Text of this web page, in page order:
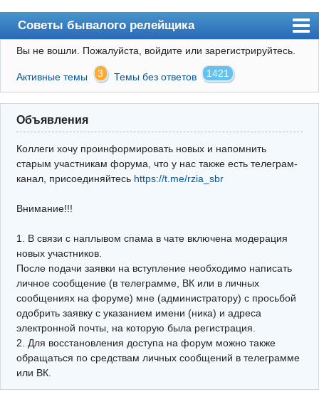
Советы бывалого релейщика
Форум
Правила
Поиск
Регистрация
Архив
Почта
Поиск релейщика
Видео РЗиА
Фотохостинг
Телеграм
Вы не вошли. Пожалуйста, войдите или зарегистрируйтесь.
Активные темы 3 Темы без ответов 1421
Объявления
Коллеги хочу проинформировать новых и напомнить
старым участникам форума, что у нас также есть телеграм-
канал, присоединяйтесь https://t.me/rzia_sbr
Внимание!!!
1. В связи с наплывом спама в чате включена модерация
новых участников.
После подачи заявки на вступление необходимо написать
личное сообщение (в телеграмме, ВК или в личных
сообщениях на форуме) мне (администратору) с просьбой
одобрить заявку с указанием имени (ника) и адреса
электронной почты, на которую была регистрация.
2. Для восстановления доступа на форум можно также
обращаться по средствам личных сообщений в телеграмме
или ВК.